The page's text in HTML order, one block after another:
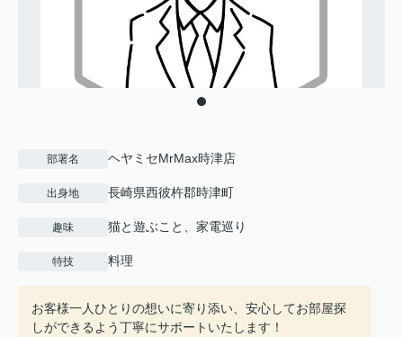
部署名 ヘヤミセMrMax時津店
出身地 長崎県西彼杵郡時津町
趣味 猫と遊ぶこと、家電巡り
特技 料理
お客様一人ひとりの想いに寄り添い、安心してお部屋探
しができるよう丁寧にサポートいたします！